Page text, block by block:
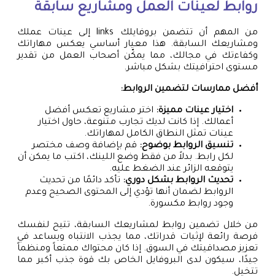
روابط لعينات العمل ومشاريع سابقة
من المهم أن تتضمن بروفايلك links إلى عينات عملك
ومشاريعك السابقة. هذا معيار أساسي يعكس مهاراتك
وكفاءتك في مجالك، مما يمكّن أصحاب العمل من تقدير
مستوى احترافيتك بشكل مباشر.
أفضل ممارسات لتضمين الروابط:
اختيار عينات مميزة: اختر مشاريع تعكس أفضل
أعمالك. إذا كانت لديك تجارب متنوعة، حاول اختيار
عينات تمثل النطاق الكامل لمهاراتك.
تنسيق الروابط بوضوح: قم بإضافة وصف مختصر
لكل رابط. بدلاً من فقط وضع اللينك، اكتب ما يمكن أن
يتوقعه الزائر عند الضغط عليه.
تحديث الروابط بشكل دوري: تأكد دائمًا من تحديث
الروابط لضمان أنها تؤدي إلى المحتوى الصحيح وعدم
وجود روابط مكسورة.
من خلال تضمين روابط لمشاريعك السابقة، تتيح لنفسك
فرصة رائعة لإثبات قدراتك، مما يجذب الانتباه ويساعد في
تعزيز مصداقيتك في السوق. إذا كان محتواك ممتعاً ومنظماً
جيدًا، سيكون لدى البروفايل الخاص بك قوة جذب أكبر مما
تتخيل.